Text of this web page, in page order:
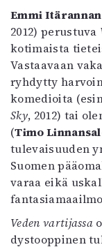
Emmi Itärannan
2012) perustuva
kotimaista
Vastaavaan
ryhdytty
komedioita
Sky, 2012) tai
(Timo
tulevaisuuden
Suomen
varaa eikä
Veden vartijassa
dystooppinen